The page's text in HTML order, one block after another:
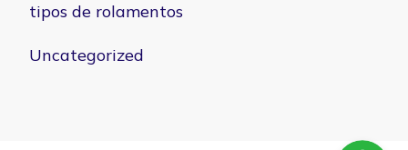
tipos de rolamentos
Uncategorized